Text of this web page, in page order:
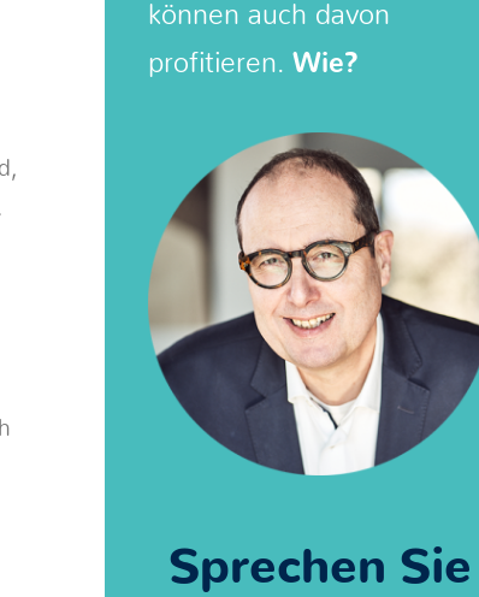
können auch davon
profitieren. Wie?
Sprechen Sie